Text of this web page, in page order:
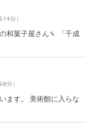
14分）
和菓子屋さん🍡 「千成
8分）
ます。 美術館に入らな